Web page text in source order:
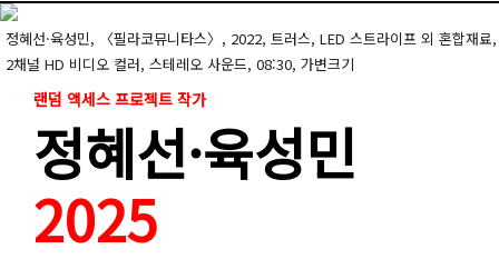
정혜선·육성민, 〈필라코뮤니타스〉, 2022, 트러스, LED 스트라이프 외 혼합재료,
2채널 HD 비디오 컬러, 스테레오 사운드, 08:30, 가변크기
랜덤 액세스 프로젝트 작가
정혜선·육성민
2025